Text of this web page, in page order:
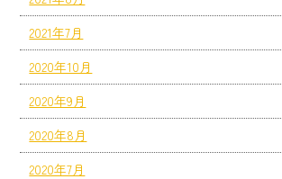
2021年7月
2020年10月
2020年9月
2020年8月
2020年7月